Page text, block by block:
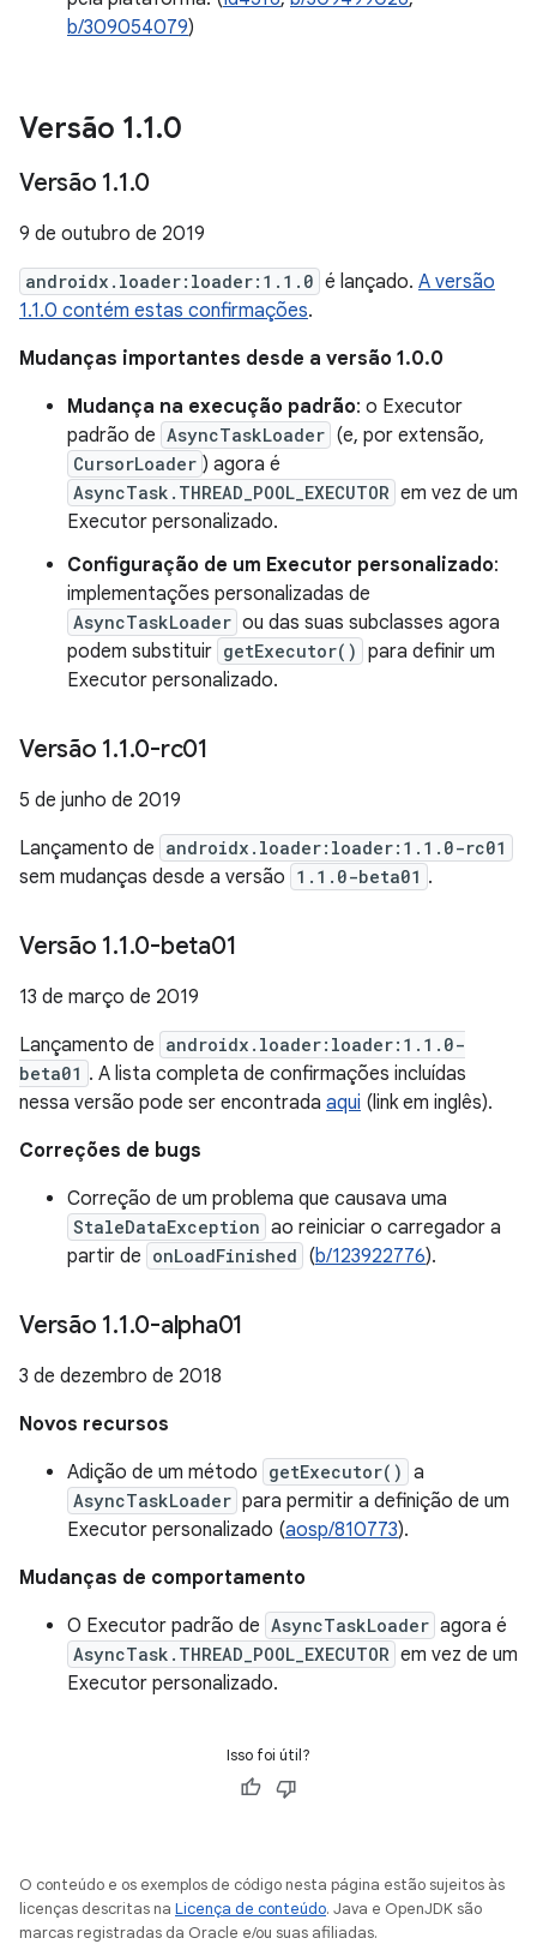
b/309054079)
Versão 1.1.0
Versão 1.1.0
9 de outubro de 2019
androidx.loader:loader:1.1.0 é lançado. A versão
1.1.0 contém estas confirmações.
Mudanças importantes desde a versão 1.0.0
Mudança na execução padrão: o Executor
padrão de AsyncTaskLoader (e, por extensão,
CursorLoader ) agora é
AsyncTask.THREAD_POOL_EXECUTOR em vez de um
Executor personalizado.
Configuração de um Executor personalizado:
implementações personalizadas de
AsyncTaskLoader ou das suas subclasses agora
podem substituir getExecutor() para definir um
Executor personalizado.
Versão 1.1.0-rc01
5 de junho de 2019
Lançamento de androidx.loader:loader:1.1.0-rc01
sem mudanças desde a versão 1.1.0-beta01 .
Versão 1.1.0-beta01
13 de março de 2019
Lançamento de androidx.loader:loader:1.1.0-
beta01 . A lista completa de confirmações incluídas
nessa versão pode ser encontrada aqui (link em inglês).
Correções de bugs
Correção de um problema que causava uma
StaleDataException ao reiniciar o carregador a
partir de onLoadFinished (b/123922776).
Versão 1.1.0-alpha01
3 de dezembro de 2018
Novos recursos
Adição de um método getExecutor() a
AsyncTaskLoader para permitir a definição de um
Executor personalizado (aosp/810773).
Mudanças de comportamento
O Executor padrão de AsyncTaskLoader agora é
AsyncTask.THREAD_POOL_EXECUTOR em vez de um
Executor personalizado.
Isso foi útil?
O conteúdo e os exemplos de código nesta página estão sujeitos às
licenças descritas na Licença de conteúdo. Java e OpenJDK são
marcas registradas da Oracle e/ou suas afiliadas.